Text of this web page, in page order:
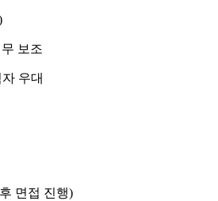
보조
우대
면접 진행)